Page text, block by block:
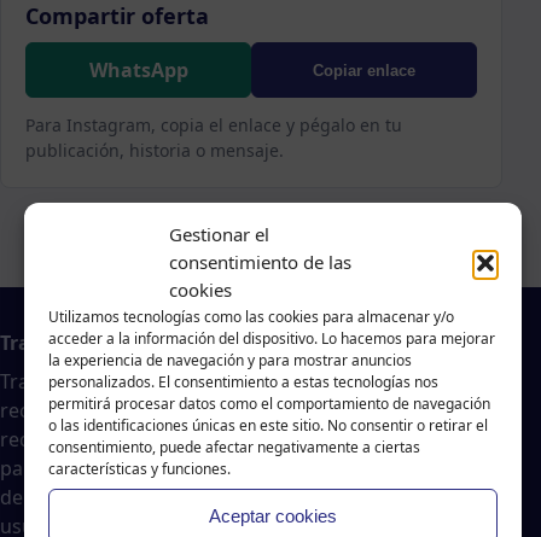
Gestionar el
consentimiento de las
cookies
Utilizamos tecnologías como las cookies para almacenar y/o
acceder a la información del dispositivo. Lo hacemos para mejorar
la experiencia de navegación y para mostrar anuncios
personalizados. El consentimiento a estas tecnologías nos
permitirá procesar datos como el comportamiento de navegación
o las identificaciones únicas en este sitio. No consentir o retirar el
consentimiento, puede afectar negativamente a ciertas
características y funciones.
Aceptar cookies
Compartir oferta
WhatsApp Copiar enlace
Para Instagram, copia el enlace y pégalo en tu
publicación, historia o mensaje.
Trabajo en A Coruña
Traballar na costa es un agregador de noticias
recopiladas de páginas webs, portales de trabajo y
redes sociales, publicadas por empresas o
particulares, no nos responsabilizamos de la veracidad
del contenido ni de la oferta de trabajo publicada. Los
usuarios deberán valorar la veracidad de dicha oferta.